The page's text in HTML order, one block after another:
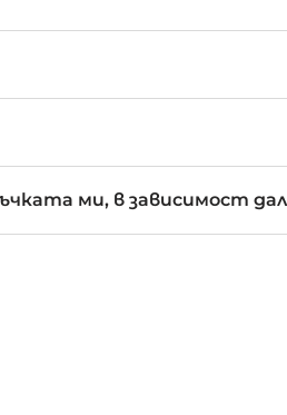
ми, в зависимост